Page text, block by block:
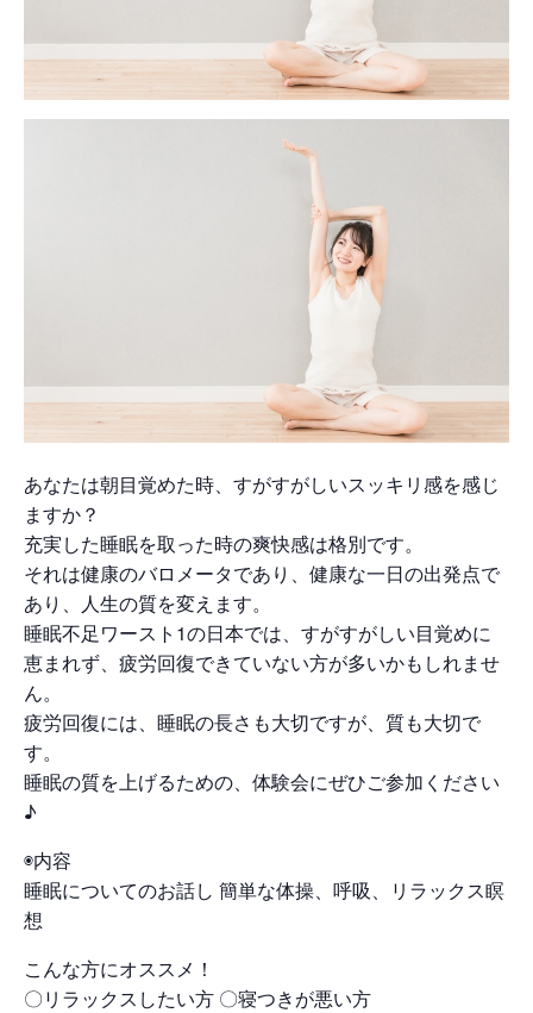
あなたは朝目覚めた時、すがすがしいスッキリ感を感じ
ますか？
充実した睡眠を取った時の爽快感は格別です。
それは健康のバロメータであり、健康な一日の出発点で
あり、人生の質を変えます。
睡眠不足ワースト1の日本では、すがすがしい目覚めに
恵まれず、疲労回復できていない方が多いかもしれませ
ん。
疲労回復には、睡眠の長さも大切ですが、質も大切で
す。
睡眠の質を上げるための、体験会にぜひご参加ください
♪
◉内容
睡眠についてのお話し 簡単な体操、呼吸、リラックス瞑
想
こんな方にオススメ！
〇リラックスしたい方 〇寝つきが悪い方